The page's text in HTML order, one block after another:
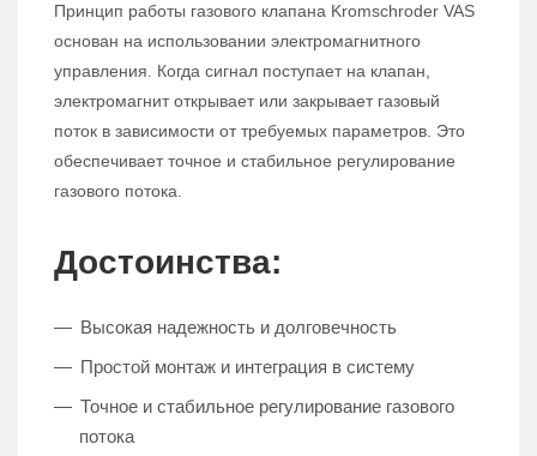
Принцип работы газового клапана Kromschroder VAS
основан на использовании электромагнитного
управления. Когда сигнал поступает на клапан,
электромагнит открывает или закрывает газовый
поток в зависимости от требуемых параметров. Это
обеспечивает точное и стабильное регулирование
газового потока.
Достоинства:
Высокая надежность и долговечность
Простой монтаж и интеграция в систему
Точное и стабильное регулирование газового
потока